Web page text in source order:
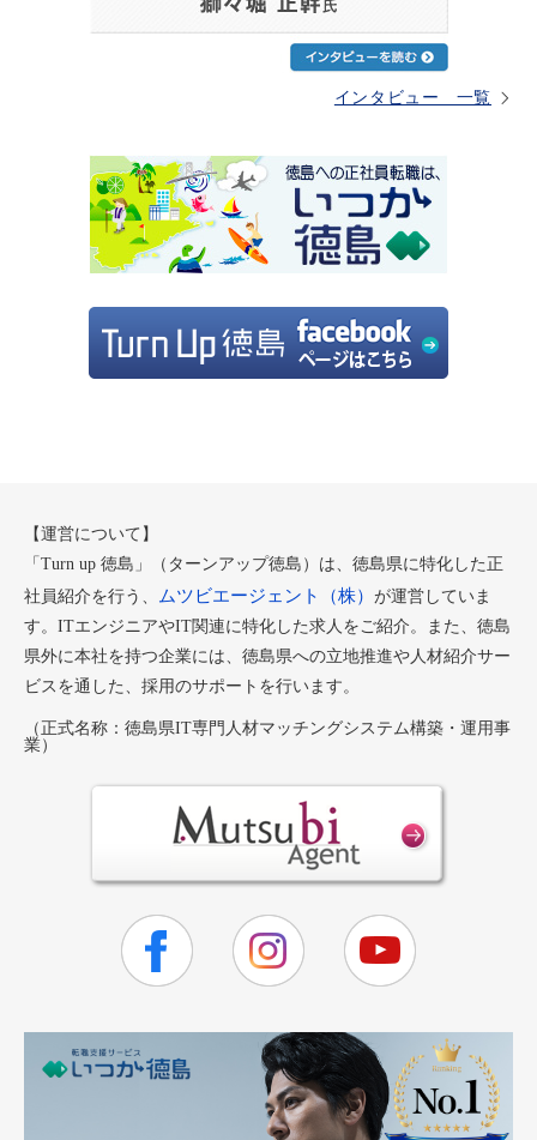
インタビュー 一覧
【運営について】
「Turn up 徳島」（ターンアップ徳島）は、徳島県に特化した正
社員紹介を行う、
ムツビエージェント（株） が運営していま
す。ITエンジニアやIT関連に特化した求人をご紹介。また、徳島
県外に本社を持つ企業には、徳島県への立地推進や人材紹介サー
ビスを通した、採用のサポートを行います。
（正式名称：徳島県IT専門人材マッチングシステム構築・運用事
業）